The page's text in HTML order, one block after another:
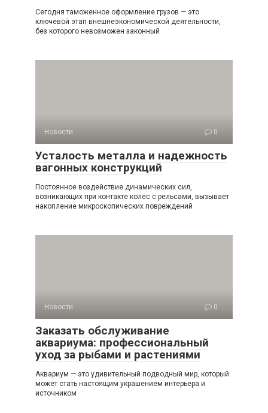
Сегодня таможенное оформление грузов — это
ключевой этап внешнеэкономической деятельности,
без которого невозможен законный
Новости 0
Усталость металла и надежность
вагонных конструкций
Постоянное воздействие динамических сил,
возникающих при контакте колес с рельсами, вызывает
накопление микроскопических повреждений
Новости 0
Заказать обслуживание
аквариума: профессиональный
уход за рыбами и растениями
Аквариум — это удивительный подводный мир, который
может стать настоящим украшением интерьера и
источником